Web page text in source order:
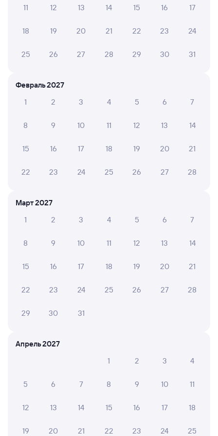
А ещё здесь можно найти
Обратные билеты из Дальнереченска-1
в Иланскую
Другие авиарейсы из Дальнереченска
11 12 13 14 15 16 17
18 19 20 21 22 23 24
25 26 27 28 29 30 31
Февраль 2027
1
2 3 4 5 6 7
8 9 10 11 12 13 14
15 16 17 18 19 20 21
22 23 24 25 26 27 28
Март 2027
1
2 3 4 5 6 7
8 9 10 11 12 13 14
15 16 17 18 19 20 21
22 23 24 25 26 27 28
29 30 31
Апрель 2027
1
2 3 4
5 6 7 8 9 10 11
12 13 14 15 16 17 18
19 20 21 22 23 24 25